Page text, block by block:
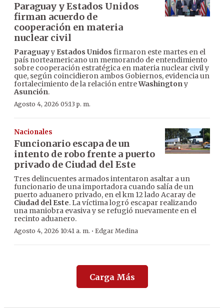
Paraguay y Estados Unidos
firman acuerdo de
cooperación en materia
nuclear civil
Paraguayy Estados Unidos firmaron este martes en el
país norteamericano un memorando de entendimiento
sobre cooperación estratégica en materia nuclear civil y
que, según coincidieron ambos Gobiernos, evidencia un
fortalecimiento de la relación entreWashingtony
Asunción.
Agosto 4, 2026 05:13 p. m.
Nacionales
Funcionario escapa de un
intento de robo frente a puerto
privado de Ciudad del Este
Tres delincuentes armados intentaron asaltar a un
funcionario de una importadora cuando salía de un
puerto aduanero privado, en el km 12 lado Acaray de
Ciudad del Este. La víctima logró escapar realizando
una maniobra evasiva y se refugió nuevamente en el
recinto aduanero.
Agosto 4, 2026 10:41 a. m. · Edgar Medina
Carga Más